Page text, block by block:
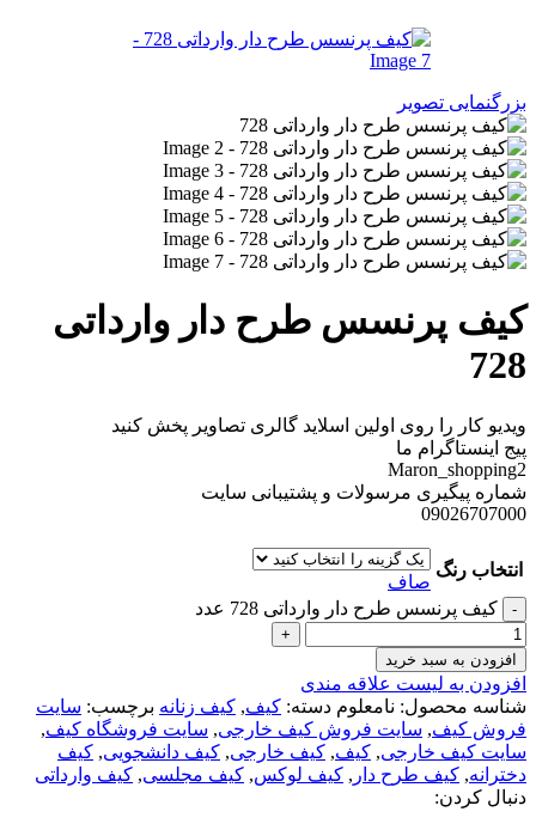
بزرگنمایی تصویر
کیف پرنسس طرح دار وارداتی
728
ویدیو کار را روی اولین اسلاید گالری تصاویر پخش کنید
پیج اینستاگرام ما
Maron_shopping2
شماره پیگیری مرسولات و پشتیبانی سایت
09026707000
انتخاب رنگ
صاف
کیف پرنسس طرح دار وارداتی 728 عدد
افزودن به سبد خرید
افزودن به لیست علاقه مندی
شناسه محصول: نامعلوم دسته: کیف, کیف زنانه برچسب: سایت
فروش کیف, سایت فروش کیف خارجی, سایت فروشگاه کیف,
سایت کیف خارجی, کیف, کیف خارجی, کیف دانشجویی, کیف
دخترانه, کیف طرح دار , کیف لوکس, کیف مجلسی, کیف وارداتی
دنبال کردن: